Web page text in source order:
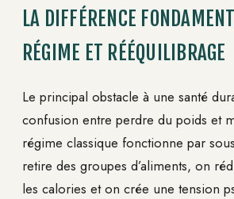
LA DIFFÉRENCE
RÉGIME ET RÉÉQUILIBRAGE
Le principal obstacle à une santé
confusion entre perdre du poids et
régime classique fonctionne par
retire des groupes d’aliments, on
les calories et on crée une tension